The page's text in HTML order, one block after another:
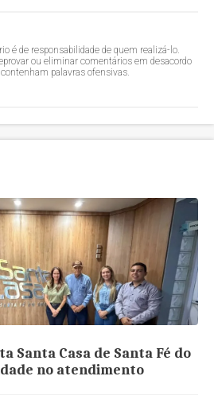
é de responsabilidade de quem realizá-lo.
ou eliminar comentários em desacordo
palavras ofensivas.
Santa Casa de Santa Fé do
no atendimento